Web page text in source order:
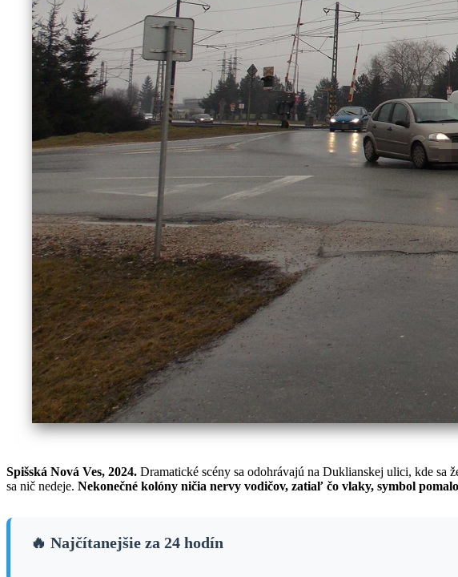
Spišská Nová Ves, 2024. Dramatické scény sa odohrávajú na Duklianskej ulici, kde sa
sa nič nedeje. Nekonečné kolóny ničia nervy vodičov, zatiaľ čo vlaky, symbol
🔥 Najčítanejšie za 24 hodín